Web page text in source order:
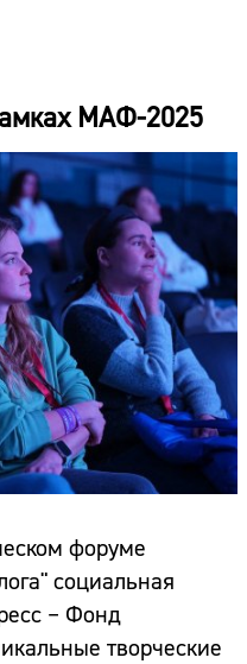
МАФ-2025
форуме
социальная
– Фонд
творческие